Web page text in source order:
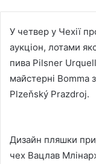
У четвер у Чехії
аукціон, лотами
пива Pilsner
майстерні Bomma
Plzeňský Prazdroj.
Дизайн пляшки
чех Вацлав